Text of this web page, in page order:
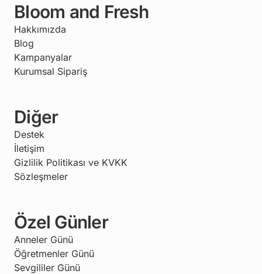
Bloom and Fresh
Hakkımızda
Blog
Kampanyalar
Kurumsal Sipariş
Diğer
Destek
İletişim
Gizlilik Politikası ve KVKK
Sözleşmeler
Özel Günler
Anneler Günü
Öğretmenler Günü
Sevgililer Günü